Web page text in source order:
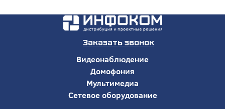
Заказать звонок
Видеонаблюдение
Домофония
Мультимедиа
Сетевое оборудование